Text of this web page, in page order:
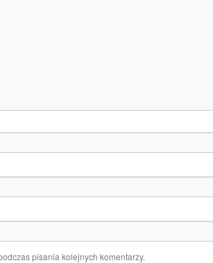
pisania kolejnych komentarzy.